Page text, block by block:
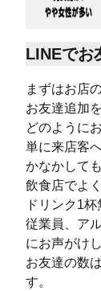
LINEでお
まずはお店
お友達追加
どのように
単に来店客
かなかして
飲食店でよ
ドリンク1
従業員、ア
にお声がけ
お友達の数
す。